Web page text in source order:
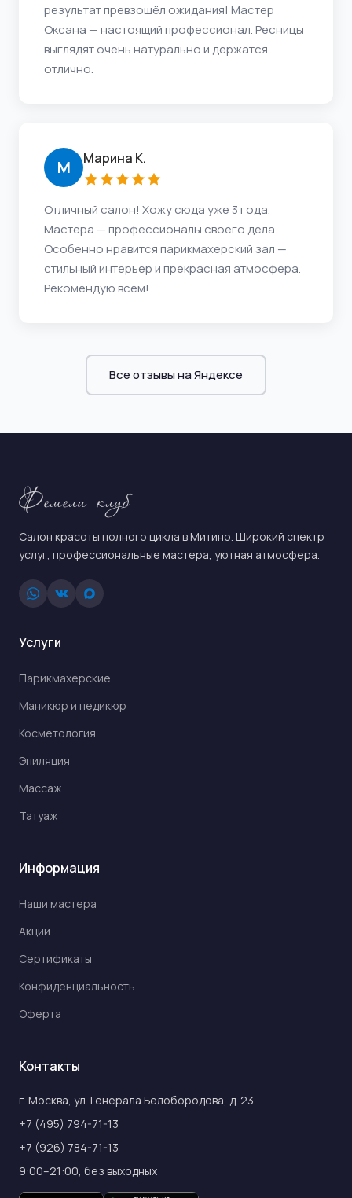
результат превзошёл ожидания! Мастер
Оксана — настоящий профессионал. Ресницы
выглядят очень натурально и держатся
отлично.
М Марина К.
Отличный салон! Хожу сюда уже 3 года.
Мастера — профессионалы своего дела.
Особенно нравится парикмахерский зал —
стильный интерьер и прекрасная атмосфера.
Рекомендую всем!
Все отзывы на Яндексе
Фемели клуб
Салон красоты полного цикла в Митино. Широкий спектр
услуг, профессиональные мастера, уютная атмосфера.
Услуги
Парикмахерские
Маникюр и педикюр
Косметология
Эпиляция
Массаж
Татуаж
Информация
Наши мастера
Акции
Сертификаты
Конфиденциальность
Оферта
Контакты
г. Москва, ул. Генерала Белобородова, д. 23
+7 (495) 794-71-13
+7 (926) 784-71-13
9:00–21:00, без выходных